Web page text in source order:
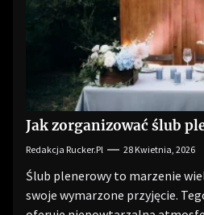
Jak zorganizować ślub
Redakcja Rucker.pl 28 Kwietnia, 2026
Ślub plenerowy to marzenie
swoje wymarzone przyjęcie.